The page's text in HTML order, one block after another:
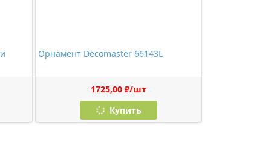
Орнамент Decomaster 66143L
1725,00 ₽/шт
Купить